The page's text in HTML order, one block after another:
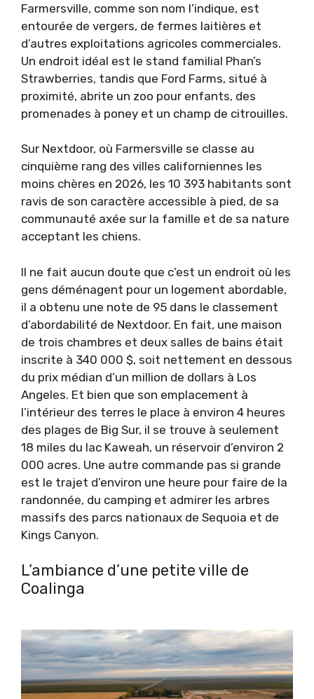
Farmersville, comme son nom l’indique, est
entourée de vergers, de fermes laitières et
d’autres exploitations agricoles commerciales.
Un endroit idéal est le stand familial Phan’s
Strawberries, tandis que Ford Farms, situé à
proximité, abrite un zoo pour enfants, des
promenades à poney et un champ de citrouilles.
Sur Nextdoor, où Farmersville se classe au
cinquième rang des villes californiennes les
moins chères en 2026, les 10 393 habitants sont
ravis de son caractère accessible à pied, de sa
communauté axée sur la famille et de sa nature
acceptant les chiens.
Il ne fait aucun doute que c’est un endroit où les
gens déménagent pour un logement abordable,
il a obtenu une note de 95 dans le classement
d’abordabilité de Nextdoor. En fait, une maison
de trois chambres et deux salles de bains était
inscrite à 340 000 $, soit nettement en dessous
du prix médian d’un million de dollars à Los
Angeles. Et bien que son emplacement à
l’intérieur des terres le place à environ 4 heures
des plages de Big Sur, il se trouve à seulement
18 miles du lac Kaweah, un réservoir d’environ 2
000 acres. Une autre commande pas si grande
est le trajet d’environ une heure pour faire de la
randonnée, du camping et admirer les arbres
massifs des parcs nationaux de Sequoia et de
Kings Canyon.
L’ambiance d’une petite ville de
Coalinga